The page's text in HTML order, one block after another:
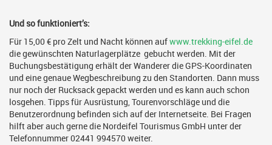
Und so funktioniert’s:
Für 15,00 € pro Zelt und Nacht können aufwww.trekking-eifel.de
die gewünschten Naturlagerplätze gebucht werden. Mit der
Buchungsbestätigung erhält der Wanderer die GPS-Koordinaten
und eine genaue Wegbeschreibung zu den Standorten. Dann muss
nur noch der Rucksack gepackt werden und es kann auch schon
losgehen. Tipps für Ausrüstung, Tourenvorschläge und die
Benutzerordnung befinden sich auf der Internetseite. Bei Fragen
hilft aber auch gerne die Nordeifel Tourismus GmbH unter der
Telefonnummer 02441 994570 weiter.